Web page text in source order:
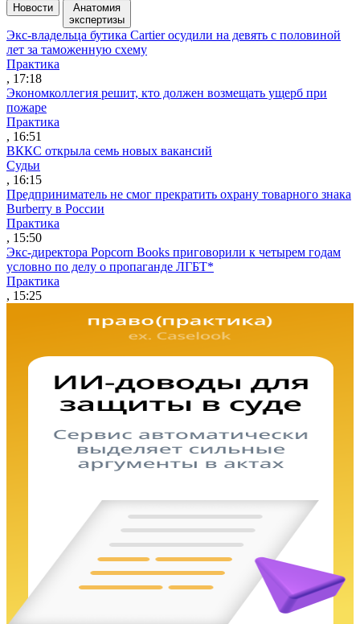
Новости
Анатомия
экспертизы
Экс-владельца бутика Cartier осудили на девять с половиной
лет за таможенную схему
Практика
, 17:18
Экономколлегия решит, кто должен возмещать ущерб при
пожаре
Практика
, 16:51
ВККС открыла семь новых вакансий
Судьи
, 16:15
Предприниматель не смог прекратить охрану товарного знака
Burberry в России
Практика
, 15:50
Экс-директора Popcorn Books приговорили к четырем годам
условно по делу о пропаганде ЛГБТ*
Практика
, 15:25